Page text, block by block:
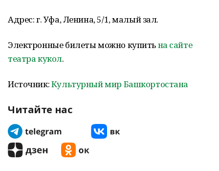
Адрес: г. Уфа, Ленина, 5/1, малый зал.
Электронные билеты можно купитьна сайте
театра кукол.
Источник:Культурный мир Башкортостана
Читайте нас